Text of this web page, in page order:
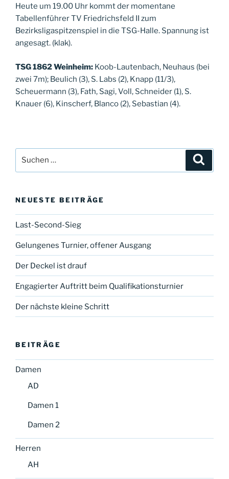
Heute um 19.00 Uhr kommt der momentane
Tabellenführer TV Friedrichsfeld II zum
Bezirksligaspitzenspiel in die TSG-Halle. Spannung ist
angesagt. (klak).
TSG 1862 Weinheim: Koob-Lautenbach, Neuhaus (bei
zwei 7m); Beulich (3), S. Labs (2), Knapp (11/3),
Scheuermann (3), Fath, Sagi, Voll, Schneider (1), S.
Knauer (6), Kinscherf, Blanco (2), Sebastian (4).
nach:
NEUESTE BEITRÄGE
Last-Second-Sieg
Gelungenes Turnier, offener Ausgang
Der Deckel ist drauf
Engagierter Auftritt beim Qualifikationsturnier
Der nächste kleine Schritt
BEITRÄGE
Damen
AD
Damen 1
Damen 2
Herren
AH